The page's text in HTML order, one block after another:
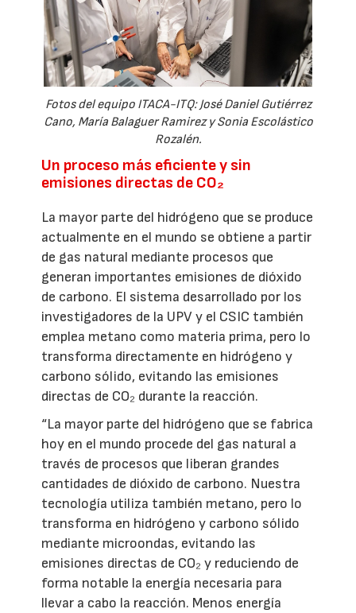
Fotos del equipo ITACA-ITQ: José Daniel Gutiérrez
Cano, María Balaguer Ramirez y Sonia Escolástico
Rozalén.
Un proceso más eficiente y sin
emisiones directas de CO₂
La mayor parte del hidrógeno que se produce
actualmente en el mundo se obtiene a partir
de gas natural mediante procesos que
generan importantes emisiones de dióxido
de carbono. El sistema desarrollado por los
investigadores de la UPV y el CSIC también
emplea metano como materia prima, pero lo
transforma directamente en hidrógeno y
carbono sólido, evitando las emisiones
directas de CO₂ durante la reacción.
“La mayor parte del hidrógeno que se fabrica
hoy en el mundo procede del gas natural a
través de procesos que liberan grandes
cantidades de dióxido de carbono. Nuestra
tecnología utiliza también metano, pero lo
transforma en hidrógeno y carbono sólido
mediante microondas, evitando las
emisiones directas de CO₂ y reduciendo de
forma notable la energía necesaria para
llevar a cabo la reacción. Menos energía